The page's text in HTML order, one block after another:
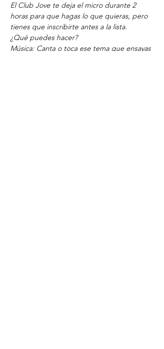
El Club Jove te deja el micro durante 2
horas para que hagas lo que quieras, pero
tienes que inscribirte antes a la lista.
¿Qué puedes hacer?
Música: Canta o toca ese tema que ensayas